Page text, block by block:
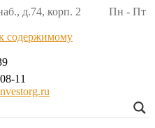
наб., д.74, корп. 2 Пн - Пт
содержимому
11